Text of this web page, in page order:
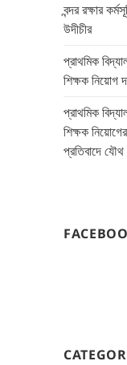
বন্দর রক্ষার
উদীচীর
প্রাথমিক
শিক্ষক নিয়োগ
প্রাথমিক
শিক্ষক
প্রতিবাদে যৌথ